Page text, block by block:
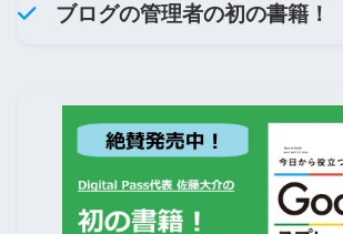
ブログの管理者の初の書籍！